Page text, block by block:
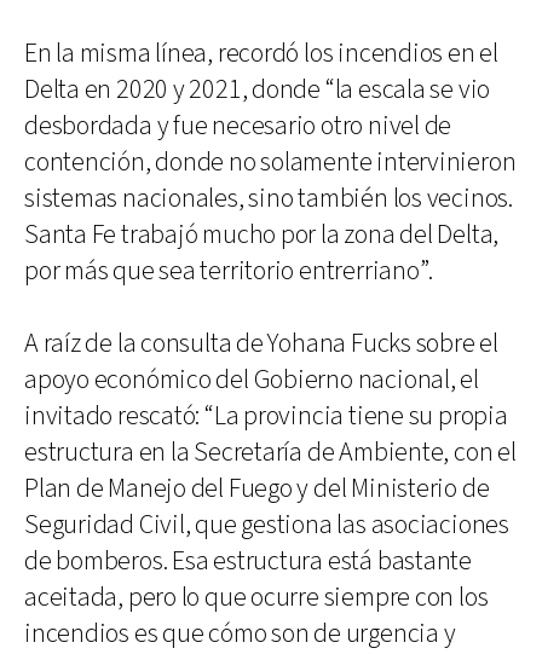
En la misma línea, recordó los incendios en el
Delta en 2020 y 2021, donde “la escala se vio
desbordada y fue necesario otro nivel de
contención, donde no solamente intervinieron
sistemas nacionales, sino también los vecinos.
Santa Fe trabajó mucho por la zona del Delta,
por más que sea territorio entrerriano”.
A raíz de la consulta de Yohana Fucks sobre el
apoyo económico del Gobierno nacional, el
invitado rescató: “La provincia tiene su propia
estructura en la Secretaría de Ambiente, con el
Plan de Manejo del Fuego y del Ministerio de
Seguridad Civil, que gestiona las asociaciones
de bomberos. Esa estructura está bastante
aceitada, pero lo que ocurre siempre con los
incendios es que cómo son de urgencia y